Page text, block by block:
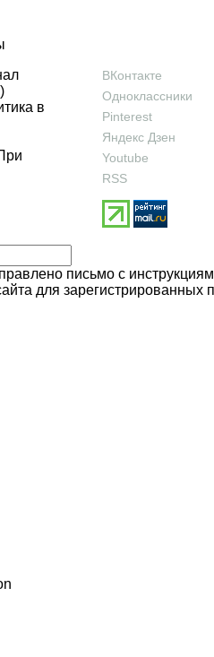
в
ВКонтакте
Одноклассники
Pinterest
Яндекс Дзен
Youtube
RSS
письмо с
для зарегистрированных